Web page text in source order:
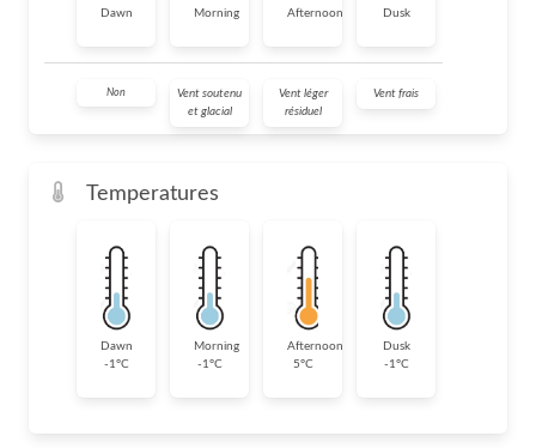
Dawn Morning Afternoon Dusk
Non
Vent soutenu
et glacial
Vent léger
résiduel
Vent frais
Temperatures
Dawn
-1°C
Morning
-1°C
Afternoon
5°C
Dusk
-1°C